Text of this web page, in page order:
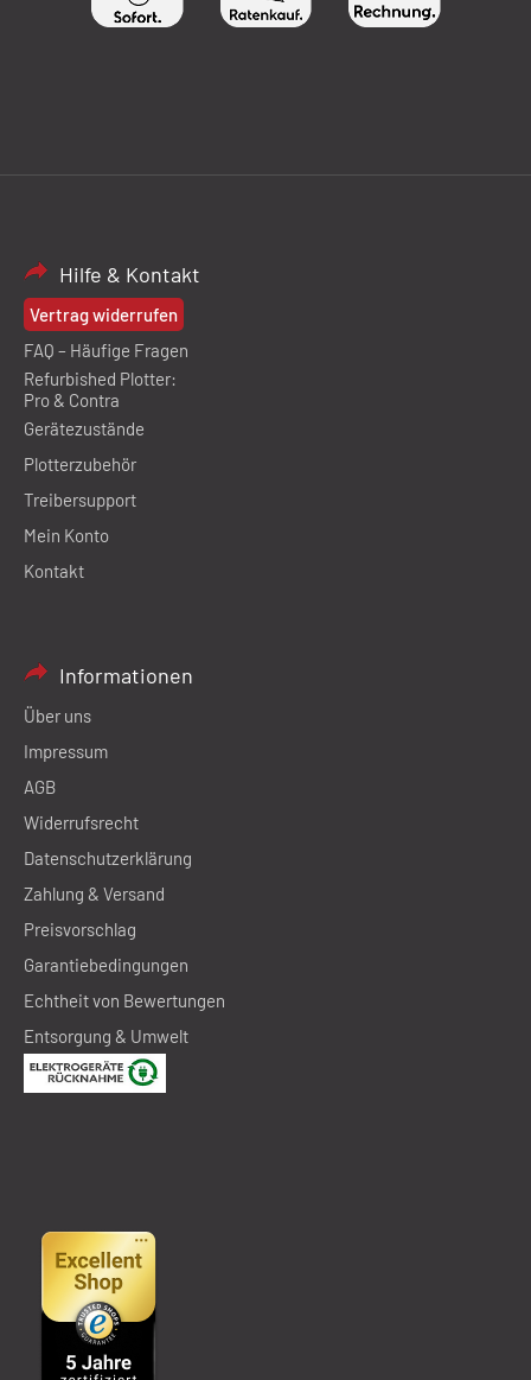
Hilfe & Kontakt
Vertrag widerrufen
FAQ – Häufige Fragen
Refurbished Plotter:
Pro & Contra
Gerätezustände
Plotterzubehör
Treibersupport
Mein Konto
Kontakt
Informationen
Über uns
Impressum
AGB
Widerrufsrecht
Datenschutzerklärung
Zahlung & Versand
Preisvorschlag
Garantiebedingungen
Echtheit von Bewertungen
Entsorgung & Umwelt